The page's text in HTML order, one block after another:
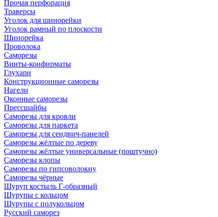
Прочая перфорация
Траверсы
Уголок для шинорейки
Уголок рамный по плоскости
Шинорейка
Проволока
Саморезы
Винты-конфирматы
Глухари
Конструкционные саморезы
Нагели
Оконные саморезы
Прессшайбы
Саморезы для кровли
Саморезы для паркета
Саморезы для сендвич-панелей
Саморезы жёлтые по дереву
Саморезы жёлтые универсальные (поштучно)
Саморезы клопы
Саморезы по гипсоволокну
Саморезы чёрные
Шуруп костыль Г-образный
Шурупы с кольцом
Шурупы с полукольцом
Русский саморез